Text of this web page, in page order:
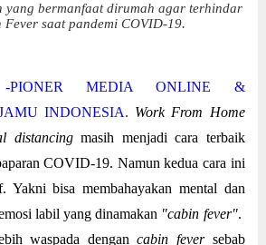
yang bermanfaat dirumah agar terhindar
saat pandemi COVID-19.
-PIONER MEDIA ONLINE &
INDONESIA. Work From Home
distancingmasih menjadi cara terbaik
COVID-19. Namun kedua cara ini
Yakni bisa membahayakan mental dan
labil yang dinamakan "cabin fever".
waspada dengancabin feversebab